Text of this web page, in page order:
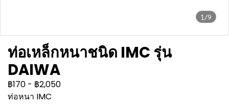
1/9
ท่อเหล็กหนาชนิด IMC รุ่น
DAIWA
฿170 - ฿2,050
ท่อหนา IMC